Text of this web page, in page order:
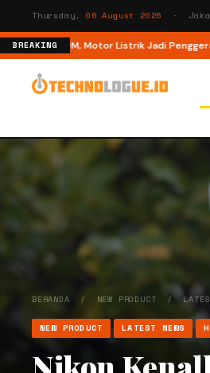
Thursday, 06 August 2026 ·
BREAKINGListrik Jadi Penggerak Utama ETLE
BERANDA / NEW PRODUCT /
NEW PRODUCT LATEST NEWS